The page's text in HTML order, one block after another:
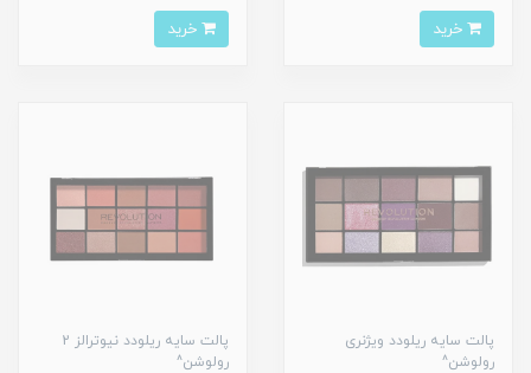
پالت سایه ریلودد ویژنری
رولوشن^
پالت سایه ریلودد نیوترالز 2
رولوشن^